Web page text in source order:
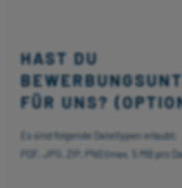
HAST DU
FÜR UNS?
Es sind folgende Dateitypen erlaubt:
PDF, JPG, ZIP, PNG (max. 5 MB pro